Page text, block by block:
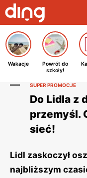
Wakacje
Powrót do
szkoły!
SUPER PROMOCJE
Do Lidla z
przemyśl.
sieć!
Lidl zaskoczył
najbliższym